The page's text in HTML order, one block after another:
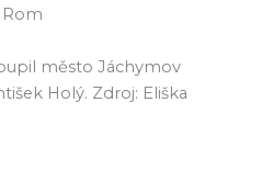
Rom
město Jáchymov
Holý. Zdroj: Eliška